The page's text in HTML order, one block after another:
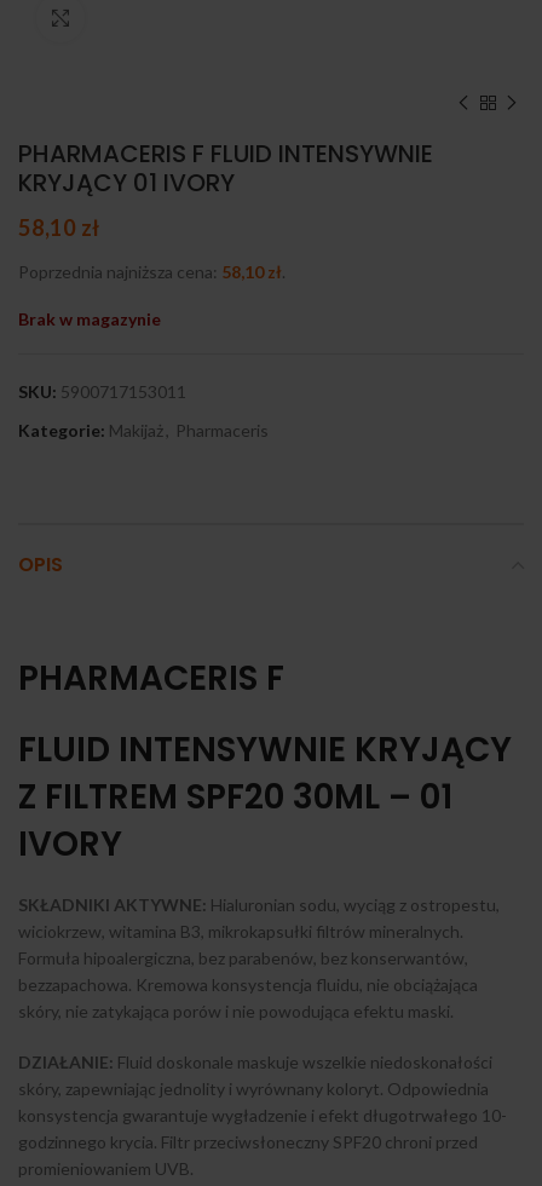
PHARMACERIS F FLUID INTENSYWNIE
KRYJĄCY 01 IVORY
58,10 zł
Poprzednia najniższa cena: 58,10zł.
Brak w magazynie
SKU: 5900717153011
Kategorie: Makijaż Pharmaceris
OPIS
PHARMACERIS F
FLUID INTENSYWNIE KRYJĄCY
Z FILTREM SPF20 30ML – 01
IVORY
SKŁADNIKI AKTYWNE: Hialuronian sodu, wyciąg z ostropestu,
wiciokrzew, witamina B3, mikrokapsułki filtrów mineralnych.
Formuła hipoalergiczna, bez parabenów, bez konserwantów,
bezzapachowa. Kremowa konsystencja fluidu, nie obciążająca
skóry, nie zatykająca porów i nie powodująca efektu maski.
DZIAŁANIE: Fluid doskonale maskuje wszelkie niedoskonałości
skóry, zapewniając jednolity i wyrównany koloryt. Odpowiednia
konsystencja gwarantuje wygładzenie i efekt długotrwałego 10-
godzinnego krycia. Filtr przeciwsłoneczny SPF20 chroni przed
promieniowaniem UVB.